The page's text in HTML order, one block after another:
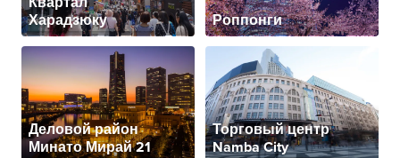
Харадзюку
Роппонги
Деловой район
Минато Мирай 21
Торговый центр
Namba City